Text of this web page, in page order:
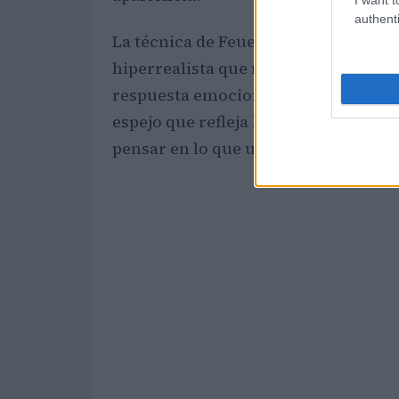
La técnica de Feuerman, que
hiperrealista que no solo cautiva la
respuesta emocional. En esta
espejo que refleja la vida y la
pensar en lo que una obra de arte